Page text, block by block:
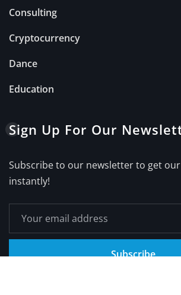
Consulting
Cryptocurrency
Dance
Education
Sign Up For Our
Subscribe to our newsletter to get
instantly!
Subscribe